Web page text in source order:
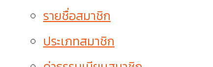
รายชื่อสมาชิก
ประเภทสมาชิก